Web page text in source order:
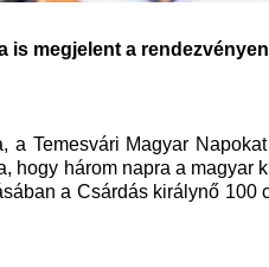
is megjelent a rendezvényen
a Temesvári Magyar
három napra a magyar
a Csárdás királynő 100